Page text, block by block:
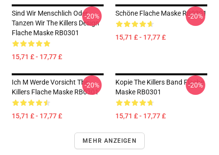
Sind Wir Menschlich Oder
Tanzen Wir The Killers Design
Flache Maske RB0301
15,71 £ - 17,77 £
-20% Schöne Flache Maske RB0301
15,71 £ - 17,77 £
-20%
Ich M Werde Vorsicht The
Killers Flache Maske RB0301
15,71 £ - 17,77 £
-20%
Kopie The Killers Band Flache
Maske RB0301
15,71 £ - 17,77 £
-20%
MEHR ANZEIGEN